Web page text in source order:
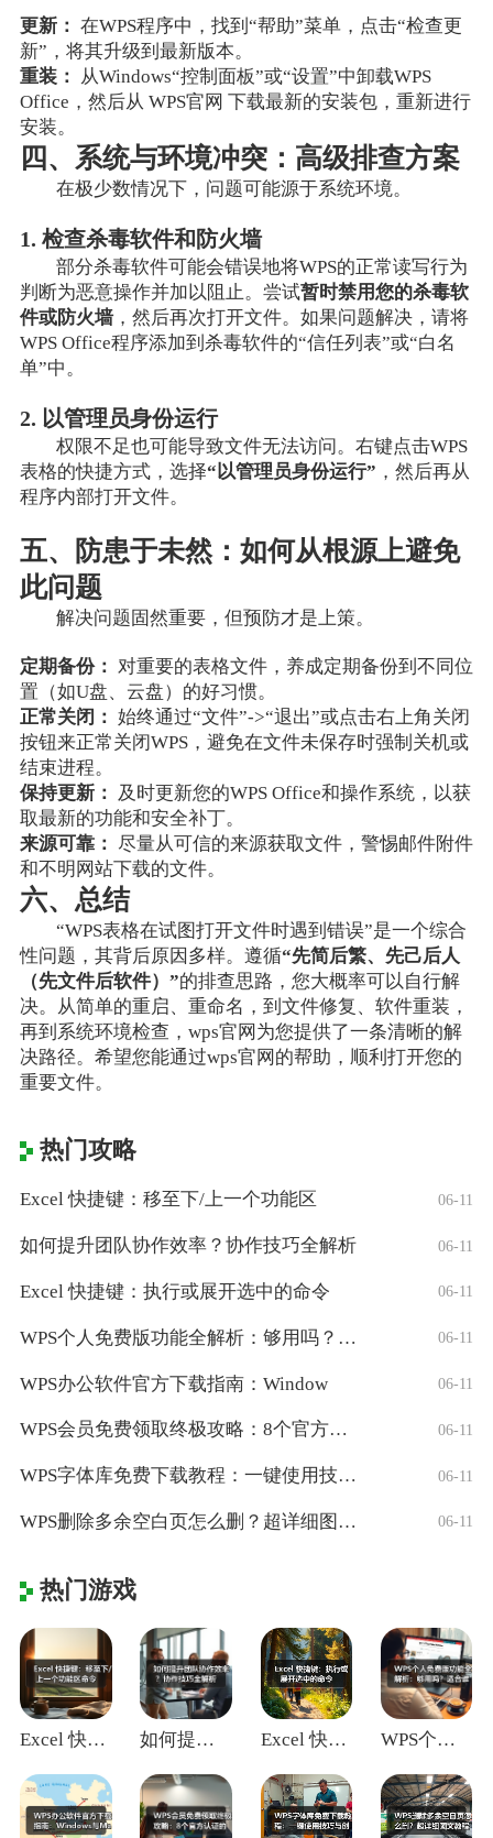
更新： 在WPS程序中，找到“帮助”菜单，点击“检查更
新”，将其升级到最新版本。
重装： 从Windows“控制面板”或“设置”中卸载WPS
Office，然后从 WPS官网 下载最新的安装包，重新进行
安装。
四、系统与环境冲突：高级排查方案
在极少数情况下，问题可能源于系统环境。
1. 检查杀毒软件和防火墙
部分杀毒软件可能会错误地将WPS的正常读写行为
判断为恶意操作并加以阻止。尝试暂时禁用您的杀毒软
件或防火墙，然后再次打开文件。如果问题解决，请将
WPS Office程序添加到杀毒软件的“信任列表”或“白名
单”中。
2. 以管理员身份运行
权限不足也可能导致文件无法访问。右键点击WPS
表格的快捷方式，选择“以管理员身份运行” ，然后再从
程序内部打开文件。
五、防患于未然：如何从根源上避免
此问题
解决问题固然重要，但预防才是上策。
定期备份： 对重要的表格文件，养成定期备份到不同位
置（如U盘、云盘）的好习惯。
正常关闭： 始终通过“文件”->“退出”或点击右上角关闭
按钮来正常关闭WPS，避免在文件未保存时强制关机或
结束进程。
保持更新： 及时更新您的WPS Office和操作系统，以获
取最新的功能和安全补丁。
来源可靠： 尽量从可信的来源获取文件，警惕邮件附件
和不明网站下载的文件。
六、总结
“WPS表格在试图打开文件时遇到错误”是一个综合
性问题，其背后原因多样。遵循“先简后繁、先己后人
（先文件后软件）”的排查思路，您大概率可以自行解
决。从简单的重启、重命名，到文件修复、软件重装，
再到系统环境检查，wps官网为您提供了一条清晰的解
决路径。希望您能通过wps官网的帮助，顺利打开您的
重要文件。
热门攻略
Excel 快捷键：移至下/上一个功能区 06-11
如何提升团队协作效率？协作技巧全解析 06-11
Excel 快捷键：执行或展开选中的命令 06-11
WPS个人免费版功能全解析：够用吗？适合 06-11
WPS办公软件官方下载指南：Window 06-11
WPS会员免费领取终极攻略：8个官方认证 06-11
WPS字体库免费下载教程：一键使用技巧与 06-11
WPS删除多余空白页怎么删？超详细图文教 06-11
热门游戏
Excel 快捷键：移至下/上一个功能区 如何提升团队协作效率？协作技巧全解析 Excel 快捷键：执行或展开选中的命令 WPS个人免费版功能全解析：够用吗？适合